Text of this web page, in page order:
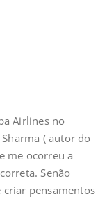
Airlines no
( autor do
me ocorreu a
Senão
pensamentos